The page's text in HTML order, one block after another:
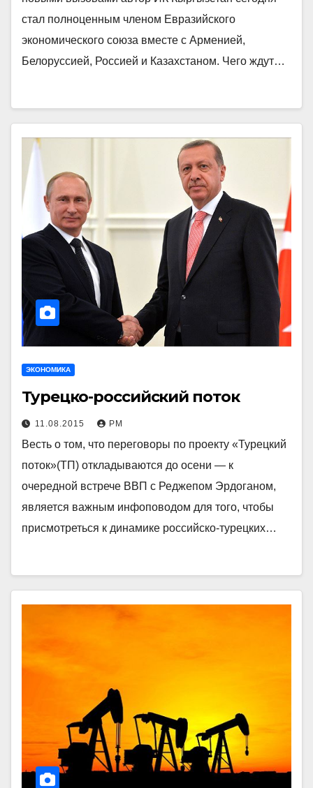
стал полноценным членом Евразийского
экономического союза вместе с Арменией,
Белоруссией, Россией и Казахстаном. Чего ждут…
ЭКОНОМИКА
Турецко-российский поток
11.08.2015 РМ
Весть о том, что переговоры по проекту «Турецкий
поток»(ТП) откладываются до осени — к
очередной встрече ВВП с Реджепом Эрдоганом,
является важным инфоповодом для того, чтобы
присмотреться к динамике российско-турецких…